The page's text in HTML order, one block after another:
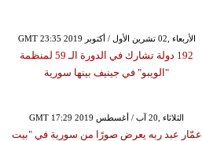
GMT 23:35 2019 الأربعاء ,02 تشرين الأول / أكتوبر
192 دولة تشارك في الدورة الـ 59 لمنظمة
"الويبو" في جينيف بينها سورية
GMT 17:29 2019 الثلاثاء ,20 آب / أغسطس
عمّار عبد ربه يعرض صورًا من سورية في "بيت